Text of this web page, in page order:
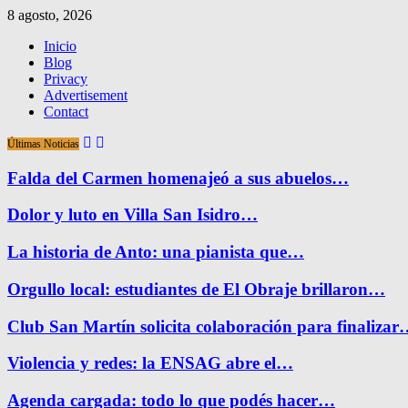
8 agosto, 2026
Inicio
Blog
Privacy
Advertisement
Contact
Últimas Noticias
Falda del Carmen homenajeó a sus abuelos…
Dolor y luto en Villa San Isidro…
La historia de Anto: una pianista que…
Orgullo local: estudiantes de El Obraje brillaron…
Club San Martín solicita colaboración para
Violencia y redes: la ENSAG abre el…
Agenda cargada: todo lo que podés hacer…